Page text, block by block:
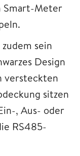
Smart-Meter
sein
Design
versteckten
sitzen
, Aus- oder
RS485-